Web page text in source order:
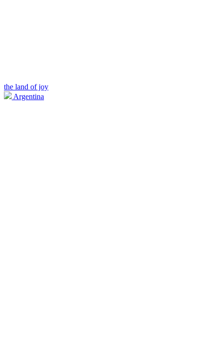
the land of joy
Argentina